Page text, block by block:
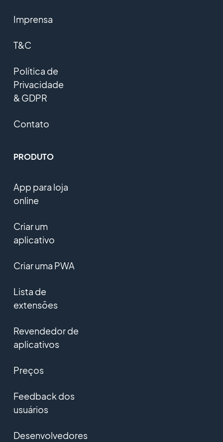
Imprensa
T&C
Política de
Privacidade
& GDPR
Contato
PRODUTO
App para loja
online
Criar um
aplicativo
Criar uma PWA
Lista de
extensões
Revendedor de
aplicativos
Preços
Feedback dos
usuários
Desenvolvedores